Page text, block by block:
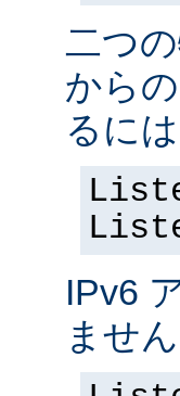
二つ
から
るに
IPv6
ませ